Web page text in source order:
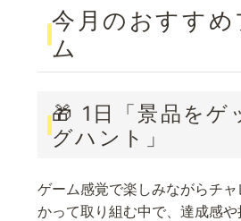
今月のおすすめ
ム
🎁 1日「景品をゲ
グハント」
ゲーム感覚で楽しみながらチ
かって取り組む中で、達成感